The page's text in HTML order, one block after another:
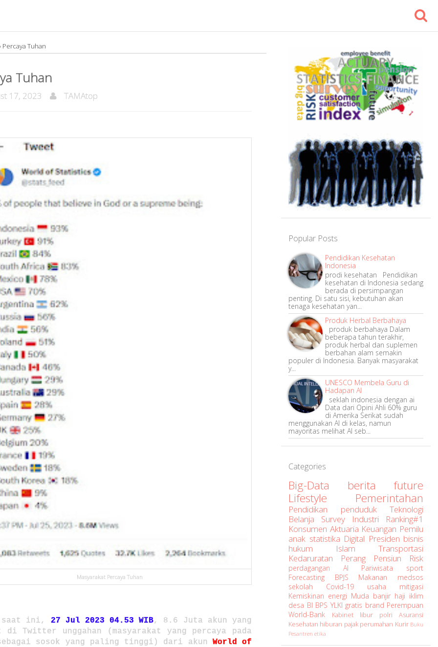
Percaya Tuhan
Tuhan
17, 2023 TAMAtop
Masyarakat Percaya Tuhan
saat ini, 27 Jul 2023 04.53 WIB, 8.6 Juta akun yang
di Twitter unggahan (masyarakat yang percaya pada
sosok yang paling tinggi) dari akun World of
Popular Posts
Pendidikan Kesehatan
Indonesia
prodi kesehatan Pendidikan
kesehatan di Indonesia sedang
berada di persimpangan
penting. Di satu sisi, kebutuhan akan
tenaga kesehatan yan...
Produk Herbal Berbahaya
produk berbahaya Dalam
beberapa tahun terakhir,
produk herbal dan suplemen
berbahan alam semakin
populer di Indonesia. Banyak masyarakat
y...
UNESCO Membela Guru di
Hadapan AI
seklah indonesia dengan ai
Data dari Opini Ahli 60% guru
di Amerika Serikat sudah
menggunakan AI di kelas, namun
mayoritas melihat AI seb...
Categories
Big-Data berita future
Lifestyle Pemerintahan
Pendidikan penduduk Teknologi
Belanja Survey Industri Ranking#1
Konsumen Aktuaria Keuangan Pemilu
anak statistika Digital Presiden bisnis
hukum Islam Transportasi
Kedaruratan Perang Pensiun Risk
perdagangan AI Pariwisata sport
Forecasting BPJS Makanan medsos
sekolah Covid-19 usaha mitigasi
Kemiskinan energi Muda banjir haji iklim
desa BI BPS YLKI gratis brand Perempuan
World-Bank
Kabinet libur polri Asuransi
Kesehatan hiburan pajak perumahan Kurir Buku
Pesantren etika